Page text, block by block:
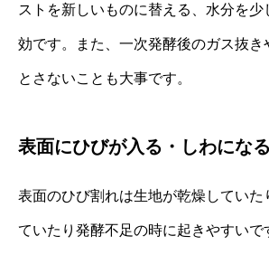
ストを新しいものに替える、水分を
効です。また、一次発酵後のガス抜き
とさないことも大事です。
表面にひびが入る・しわにな
表面のひび割れは生地が乾燥していた
ていたり発酵不足の時に起きやすいで